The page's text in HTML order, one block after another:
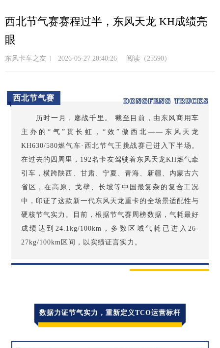
转
到
内
西北节气赛赛程过半，东风天龙 KH成绩亮
眼
东风卡车之友 2026-05-27 20:40:26 阅读（25590）
西北节气赛 DONGFENG TRUCKS
历时一月，鏖战千里。 截至目前，由东风商用车
主办的“气”贯长虹，“效”傲西北——东风天龙
KH630/580燃气车·西北节气王挑战赛已进入下半场。
在过去的四周里，192名卡友驾驶着东风天龙KH燃气牵
引车，横跨陕西、甘肃、宁夏、青海、新疆、内蒙古六
省区，在高原、戈壁、长坡等中国最复杂的复合工况
中，印证了这款新一代东风天龙重卡的全场景适配性与
硬核节气实力。目前，根据节气赛周榜数据，气耗最好
成绩达到24.1kg/100km，多数区域气耗已进入26-
27kg/100km区间，以实绩证言实力。
数据力证节气实力，重新定义TCO运营标杆